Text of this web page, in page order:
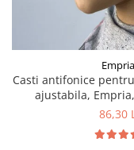
Casti antifonice
ajustabila,
86,30